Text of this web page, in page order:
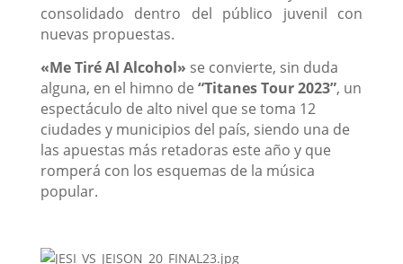
consolidado dentro del público juvenil con
nuevas propuestas.
«Me Tiré Al Alcohol» se convierte, sin duda
alguna, en el himno de “Titanes Tour 2023”, un
espectáculo de alto nivel que se toma 12
ciudades y municipios del país, siendo una de
las apuestas más retadoras este año y que
romperá con los esquemas de la música
popular.